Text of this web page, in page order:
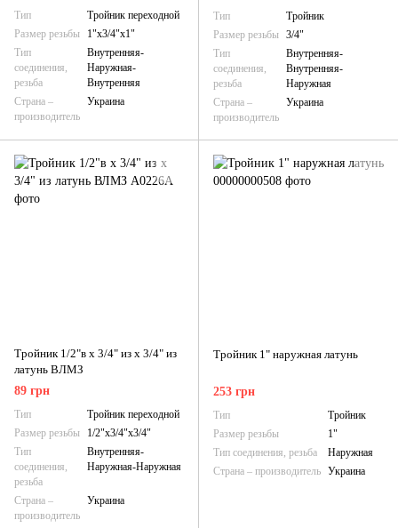
Тип
Тройник переходной
Размер резьбы
1"х3/4"х1"
Тип
соединения,
резьба
Внутренняя-
Наружная-
Внутренняя
Страна –
производитель
Украина
Тип
Тройник
Размер резьбы 3/4"
Тип
соединения,
резьба
Внутренняя-
Внутренняя-
Наружная
Страна –
производитель
Украина
Тройник 1/2"в х 3/4" из х 3/4" из
латунь ВЛМЗ
89 грн
Тип
Тройник переходной
Размер резьбы
1/2"х3/4"х3/4"
Тип
соединения,
резьба
Внутренняя-
Наружная-Наружная
Страна –
производитель
Украина
Тройник 1" наружная латунь
253 грн
Тип
Тройник
Размер резьбы
1"
Тип соединения, резьба
Наружная
Страна – производитель Украина